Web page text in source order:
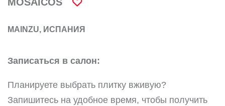
MAINZU, ИСПАНИЯ
Записаться в салон:
Планируете выбрать плитку вживую?
Запишитесь на удобное время, чтобы получить